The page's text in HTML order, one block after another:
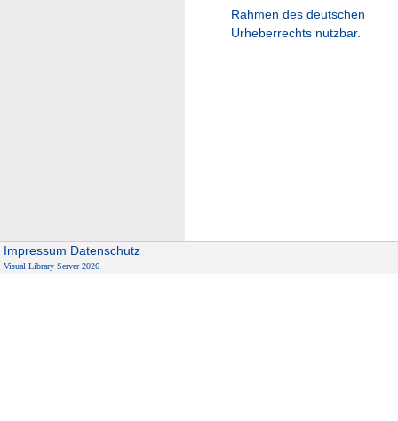
Rahmen des deutschen
Urheberrechts nutzbar.
Impressum Datenschutz
Visual Library Server 2026